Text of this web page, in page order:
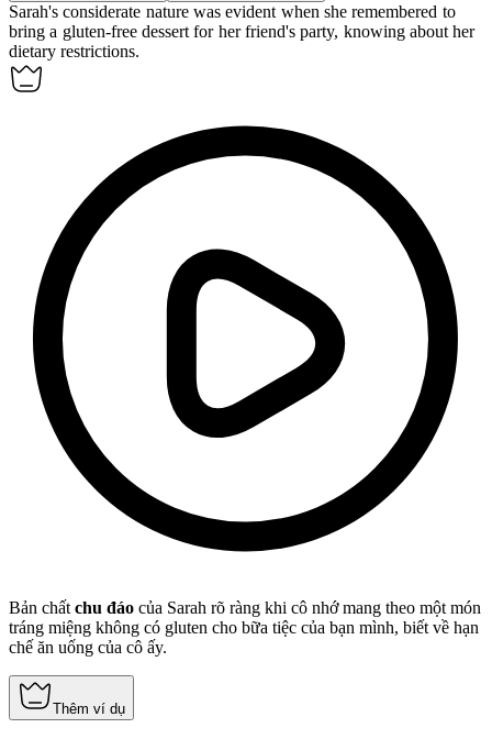
Sarah's considerate nature was evident when she remembered to
bring a gluten-free dessert for her friend's party, knowing about her
dietary restrictions.
Bản chất chu đáo của Sarah rõ ràng khi cô nhớ mang theo một món
tráng miệng không có gluten cho bữa tiệc của bạn mình, biết về hạn
chế ăn uống của cô ấy.
Thêm ví dụ